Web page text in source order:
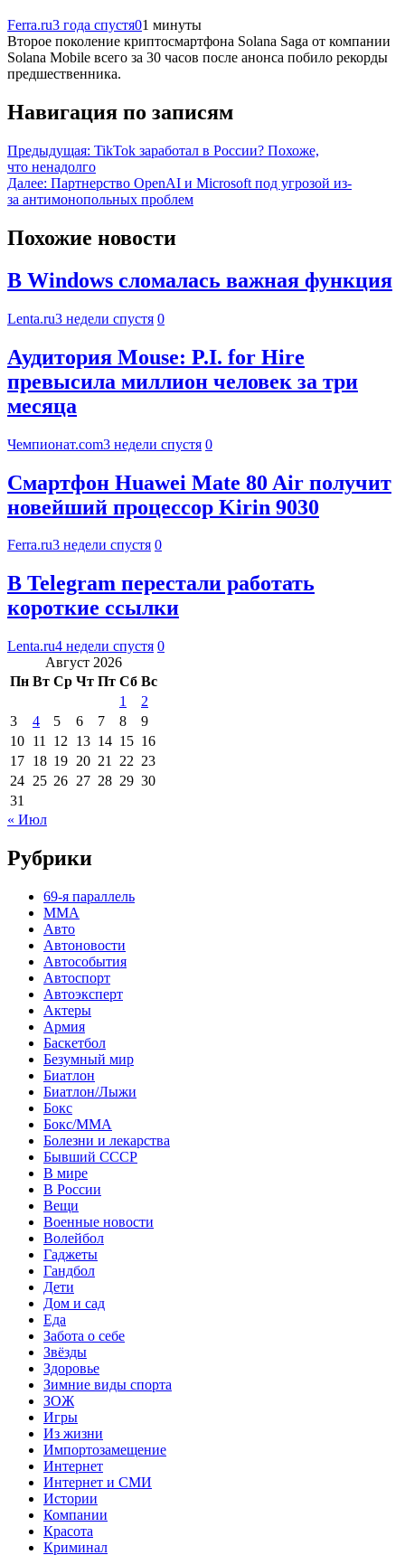
Ferra.ru3 года спустя01 минуты
Второе поколение криптосмартфона Solana Saga от компании
Solana Mobile всего за 30 часов после анонса побило рекорды
предшественника.
Навигация по записям
Предыдущая: TikTok заработал в России? Похоже,
что ненадолго
Далее: Партнерство OpenAI и Microsoft под угрозой из-
за антимонопольных проблем
Похожие новости
В Windows сломалась важная функция
Lenta.ru3 недели спустя 0
Аудитория Mouse: P.I. for Hire
превысила миллион человек за три
месяца
Чемпионат.com3 недели спустя 0
Смартфон Huawei Mate 80 Air получит
новейший процессор Kirin 9030
Ferra.ru3 недели спустя 0
В Telegram перестали работать
короткие ссылки
Lenta.ru4 недели спустя 0
Август 2026
Пн Вт Ср Чт Пт Сб Вс
1
2
3
4 5 6 7 8
9
10 11 12 13 14 15 16
17 18 19 20 21 22 23
24 25 26 27 28 29 30
31
« Июл
Рубрики
69-я параллель
MMA
Авто
Автоновости
Автособытия
Автоспорт
Автоэксперт
Актеры
Армия
Баскетбол
Безумный мир
Биатлон
Биатлон/Лыжи
Бокс
Бокс/MMA
Болезни и лекарства
Бывший СССР
В мире
В России
Вещи
Военные новости
Волейбол
Гаджеты
Гандбол
Дети
Дом и сад
Еда
Забота о себе
Звёзды
Здоровье
Зимние виды спорта
ЗОЖ
Игры
Из жизни
Импортозамещение
Интернет
Интернет и СМИ
Истории
Компании
Красота
Криминал